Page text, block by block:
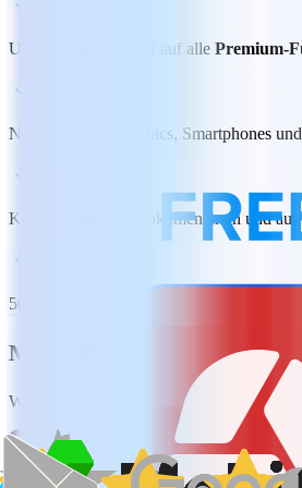
Unbegrenzter Zugriff auf alle Premium-
Nutzung auf PCs, Macs, Smartphones
Konvertieren von Dokumenten in und
50 GB MobiDrive-Cloudspeicher pro
MobiOffice Lifetime
Wesentliche Bürobearbeitungsfunktionen,
89,99 €